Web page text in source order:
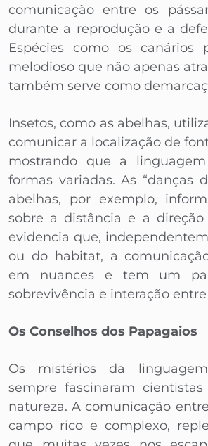
comunicação entre os
durante a reprodução e a
Espécies como os canários
melodioso que não apenas
também serve como
Insetos, como as abelhas,
comunicar a localização de
mostrando que a
formas variadas. As “danças
abelhas, por exemplo,
sobre a distância e a direção
evidencia que,
ou do habitat, a
em nuances e tem um
sobrevivência e interação entre
Os Conselhos dos Papagaios
Os mistérios da
sempre fascinaram
natureza. A comunicação
campo rico e complexo,